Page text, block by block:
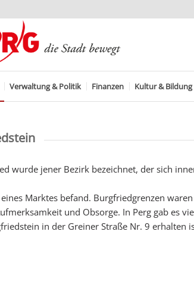
Verwaltung & Politik Finanzen Kultur & Bildung
wurde jener Bezirk bezeichnet, der sich
Marktes befand. Burgfriedgrenzen
und Obsorge. In Perg gab es
in der Greiner Straße Nr. 9 erhalten